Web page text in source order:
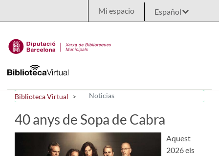
Mi espacio
Biblioteca Virtual Noticias
40 anys de Sopa de Cabra
Aquest
2026 els